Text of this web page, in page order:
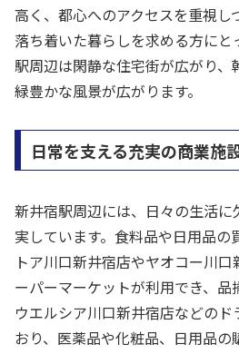
高く、都心へのアクセスを重視し
落ち着いた暮らしを求める方にと
駅周辺は閑静な住宅街が広がり、
緑豊かな風景が広がります。
日常を支える充実の商業施
新井宿駅周辺には、日々の生活
実しています。食料品や日用品の
トア川口新井宿店やヤオコー川
ーパーマーケットが利用でき、品
ウエルシア川口新井宿店などの
おり、医薬品や化粧品、日用品の